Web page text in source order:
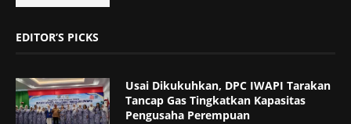
EDITOR’S PICKS
Usai Dikukuhkan, DPC IWAPI Tarakan
Tancap Gas Tingkatkan Kapasitas
Pengusaha Perempuan